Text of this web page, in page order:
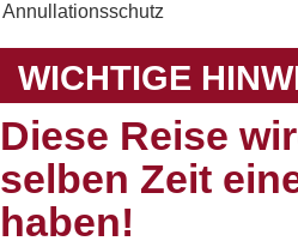
Annullationsschutz
WICHTIGE
Diese Reise
selben Zeit
haben!